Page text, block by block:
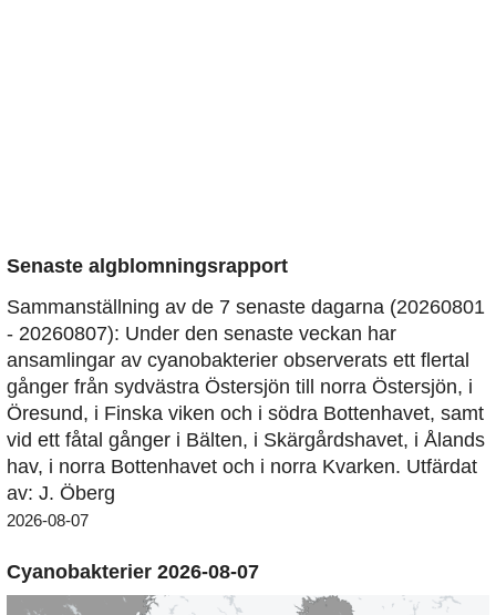
Senaste algblomningsrapport
Sammanställning av de 7 senaste dagarna (20260801
- 20260807): Under den senaste veckan har
ansamlingar av cyanobakterier observerats ett flertal
gånger från sydvästra Östersjön till norra Östersjön, i
Öresund, i Finska viken och i södra Bottenhavet, samt
vid ett fåtal gånger i Bälten, i Skärgårdshavet, i Ålands
hav, i norra Bottenhavet och i norra Kvarken. Utfärdat
av: J. Öberg
2026-08-07
Cyanobakterier 2026-08-07